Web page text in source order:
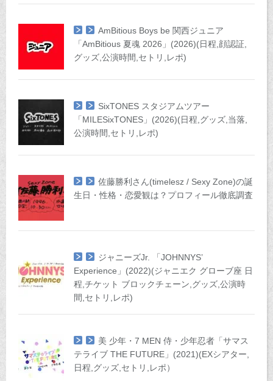
AmBitious Boys be 関西ジュニア
「AmBitious 夏魂 2026」(2026)(日程,顔認証,
グッズ,公演時間,セトリ,レポ)
SixTONES スタジアムツアー
「MILESixTONES」(2026)(日程,グッズ,当落,
公演時間,セトリ,レポ)
佐藤勝利さん(timelesz / Sexy Zone)の誕
生日・性格・恋愛観は？プロフィール徹底調査
ジャニーズJr. 「JOHNNYS’
Experience」(2022)(ジャニエク グローブ座 日
程,チケット ブロックチェーン,グッズ,公演時
間,セトリ,レポ)
美 少年・7 MEN 侍・少年忍者「サマス
テライブ THE FUTURE」(2021)(EXシアター,
日程,グッズ,セトリ,レポ）